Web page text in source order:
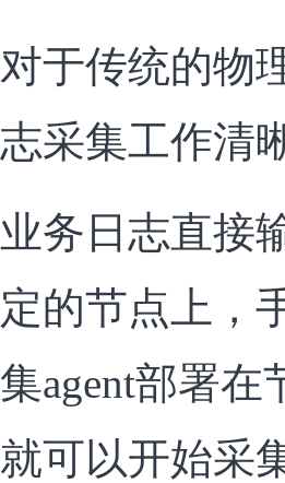
对于传统的物
志采集工作清
业务日志直接
定的节点上，
集agent部署在
就可以开始采